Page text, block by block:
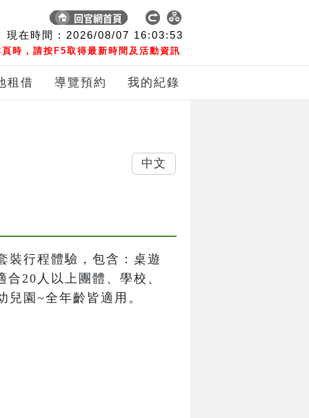
現在時間 : 2026/08/07 16:03:53
時，請按F5取得最新時間及活動資訊
租借 導覽預約 我的紀錄
裝行程體驗，包含：桌遊
20人以上團體、學校、
園~全年齡皆適用。